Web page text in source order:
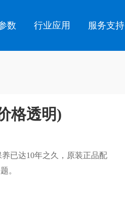
数 行业应用 服务支持
格透明)
已达10年之久，原装正品配
。